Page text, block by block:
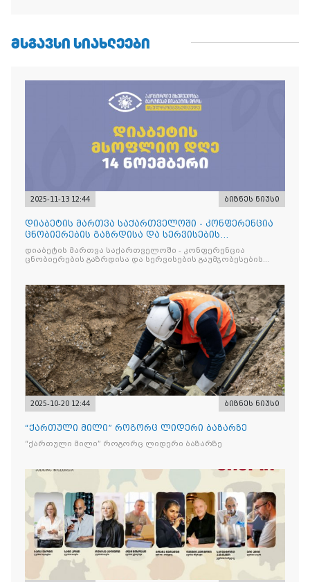
ᲛᲡᲒᲐᲕᲡᲘ ᲡᲘᲐᲮᲚᲔᲔᲑᲘ
2025-11-13 12:44 ბიზნეს ნიუსი
დიაბეტის მართვა საქართველოში - კონფერენცია
ცნობიერების გაზრდისა და სერვისების
გაუმჯობესების მიზნით
დიაბეტის მართვა საქართველოში - კონფერენცია
ცნობიერების გაზრდისა და სერვისების გაუმჯობესების
2025-10-20 12:44 ბიზნეს ნიუსი
“ქართული მილი” როგორც ლიდერი ბაზარზე
“ქართული მილი” როგორც ლიდერი ბაზარზე